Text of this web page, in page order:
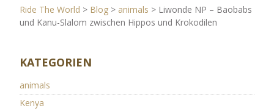
Ride The World > Blog> animals > Liwonde NP – Baobabs
und Kanu-Slalom zwischen Hippos und Krokodilen
KATEGORIEN
animals
Kenya